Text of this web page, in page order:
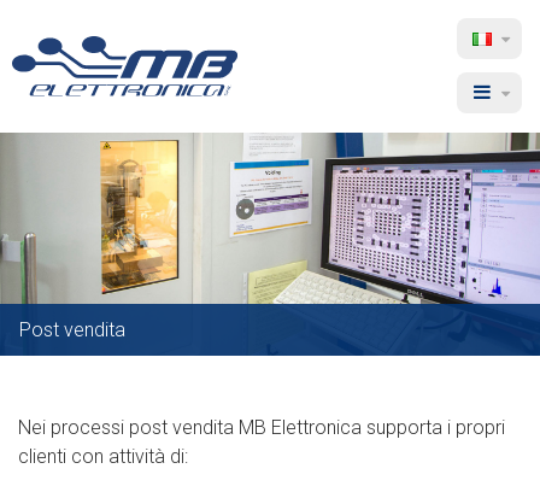
MB
Elettronica
Menu
Post vendita
Nei processi post vendita MB Elettronica supporta i propri
clienti con attività di: